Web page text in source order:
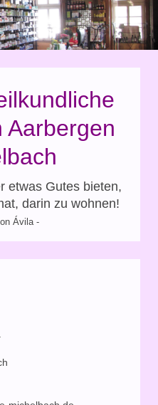
Aarbergen
etwas Gutes bieten,
darin zu wohnen!
Ávila -